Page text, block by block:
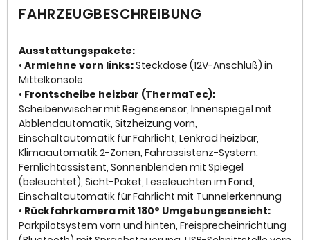
Farbe (Hersteller)
Kardio Rot
AUSSTATTUNG
Anzahl der Türen
4/5
Anzahl Sitzplätze
5
Innenfarbe
✓ Freisprecheinrichtung
✓ Wegfahrsperre
✓ Multifunktionslenkrad
✓ LED-Scheinwerfer
✓ Servolenkung
✓ Traktionskontrolle
✓ Lederlenkrad
✓ Reifendruckkontrolle
FAHRZEUGBESCHREIBUNG
Ausstattungspakete:
• Armlehne vorn links:Steckdose (12V-Anschluß) in
Mittelkonsole
• Frontscheibe heizbar (ThermaTec):
Scheibenwischer mit Regensensor, Innenspiegel mit
Abblendautomatik, Sitzheizung vorn,
Einschaltautomatik für Fahrlicht, Lenkrad heizbar,
Klimaautomatik 2-Zonen, Fahrassistenz-System:
Fernlichtassistent, Sonnenblenden mit Spiegel
(beleuchtet), Sicht-Paket, Leseleuchten im Fond,
Einschaltautomatik für Fahrlicht mit Tunnelerkennung
• Rückfahrkamera mit 180° Umgebungsansicht:
Parkpilotsystem vorn und hinten, Freisprecheinrichtung